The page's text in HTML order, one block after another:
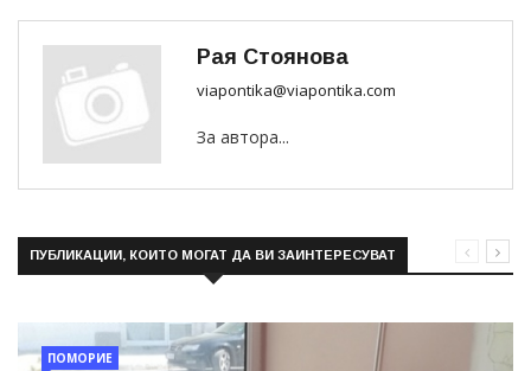
Рая Стоянова
viapontika@viapontika.com
За автора...
ПУБЛИКАЦИИ, КОИТО МОГАТ ДА ВИ ЗАИНТЕРЕСУВАТ
ПОМОРИЕ